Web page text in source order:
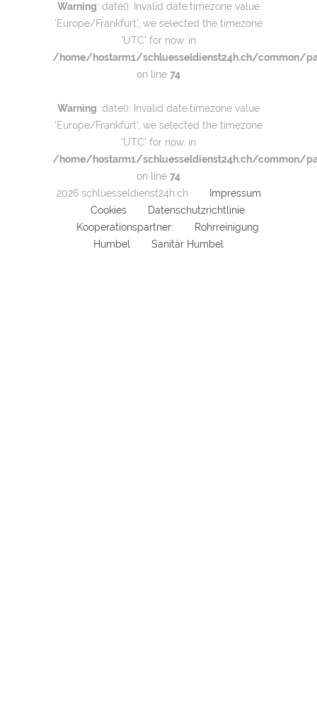
Warning: date(): Invalid date.timezone value
'Europe/Frankfurt', we selected the timezone
'UTC' for now. in
/home/hostarm1/schluesseldienst24h.ch/common/
on line 74
Warning: date(): Invalid date.timezone value
'Europe/Frankfurt', we selected the timezone
'UTC' for now. in
/home/hostarm1/schluesseldienst24h.ch/common/
on line 74
2026 schluesseldienst24h.ch
Impressum
Cookies
Datenschutzrichtlinie
Kooperationspartner:
Rohrreinigung
Humbel
Sanitär Humbel